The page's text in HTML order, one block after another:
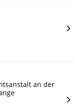
an der